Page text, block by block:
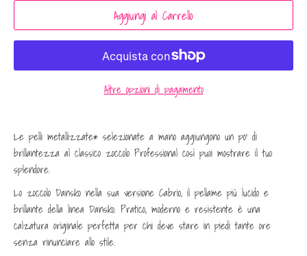
Aggiungi al Carrello
Altre opzioni di pagamento
Le pelli metallizzate* selezionate a mano aggiungono un po’ di
brillantezza al classico zoccolo Professional così puoi mostrare il tuo
splendore.
Lo zoccolo Dansko nella sua versione Cabrio, il pellame più lucido e
brillante della linea Dansko. Pratico, moderno e resistente è una
calzatura originale perfetta per chi deve stare in piedi tante ore
senza rinunciare allo stile.